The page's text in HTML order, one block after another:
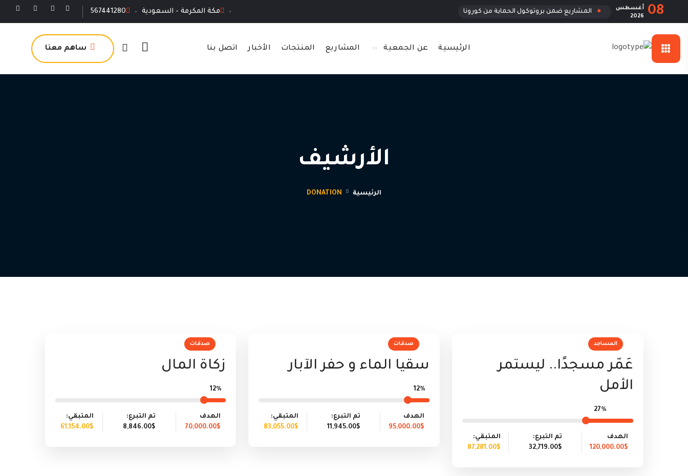
08
أغسطس
2026
● المشاريع ضمن بروتوكول الحماية من كورونا مكة المكرمة - السعودية 567441280
الرئيسية عن الجمعية المشاريع المنتجات الأخبار اتصل بنا ساهم معنا
اتصل بنا
الأرشيف
الرئيسية DONATION
المساجد
عَمّر مسجدًا.. ليستمر
الأمل
27%
الهدف
120,000.00$
تم التبرع:
32,719.00$
المتبقي:
87,281.00$
صدقات
سقيا الماء و حفر الآبار
12%
الهدف
95,000.00$
تم التبرع:
11,945.00$
المتبقي:
83,055.00$
صدقات
زكاة المال
12%
الهدف
70,000.00$
تم التبرع:
8,846.00$
المتبقي:
61,154.00$